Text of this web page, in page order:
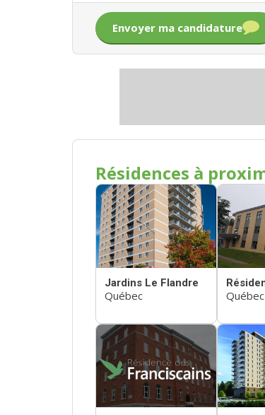
Envoyer ma candidature
Résidences à
Jardins Le Flandre
Québec Québec